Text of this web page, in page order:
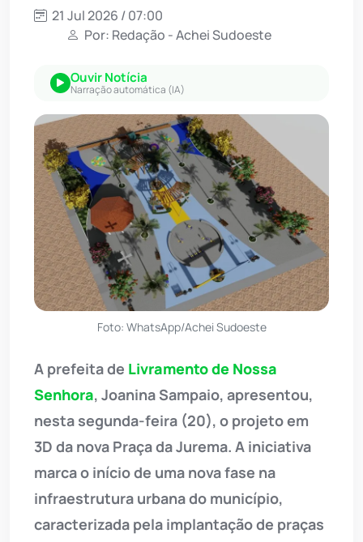
21 Jul 2026 / 07:00
Por: Redação - Achei Sudoeste
Ouvir Notícia
Narração automática (IA)
Foto: WhatsApp/Achei Sudoeste
A prefeita de Livramento de Nossa
Senhora, Joanina Sampaio, apresentou,
nesta segunda-feira (20), o projeto em
3D da nova Praça da Jurema. A iniciativa
marca o início de uma nova fase na
infraestrutura urbana do município,
caracterizada pela implantação de praças